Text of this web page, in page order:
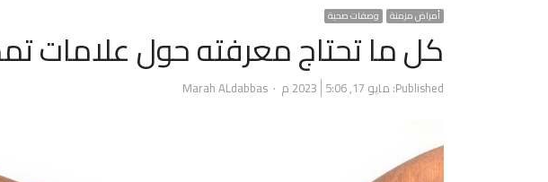
أمراض مزمنة وصفات صحية
كل ما تحتاج معرفته حول علامات
Published: مايو 17, 2023 5:06 م Author
Marah ALdabbas